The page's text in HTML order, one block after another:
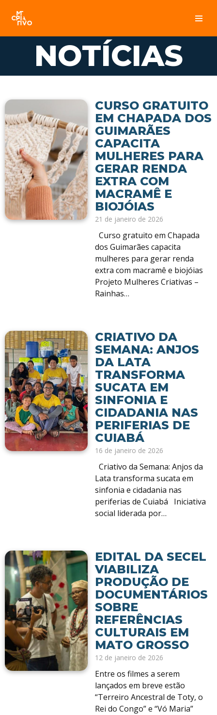
Pular
para
NOTÍCIAS
CURSO GRATUITO
EM CHAPADA DOS
GUIMARÃES
CAPACITA
MULHERES PARA
GERAR RENDA
EXTRA COM
MACRAMÊ E
BIOJÓIAS
21 de janeiro de 2026
Curso gratuito em Chapada
dos Guimarães capacita
mulheres para gerar renda
extra com macramê e biojóias
Projeto Mulheres Criativas –
Rainhas…
CRIATIVO DA
SEMANA: ANJOS
DA LATA
TRANSFORMA
SUCATA EM
SINFONIA E
CIDADANIA NAS
PERIFERIAS DE
CUIABÁ
16 de janeiro de 2026
Criativo da Semana: Anjos da
Lata transforma sucata em
sinfonia e cidadania nas
periferias de Cuiabá Iniciativa
social liderada por…
EDITAL DA SECEL
VIABILIZA
PRODUÇÃO DE
DOCUMENTÁRIOS
SOBRE
REFERÊNCIAS
CULTURAIS EM
MATO GROSSO
12 de janeiro de 2026
Entre os filmes a serem
lançados em breve estão
“Terreiro Ancestral de Toty, o
Rei do Congo” e “Vó Maria”